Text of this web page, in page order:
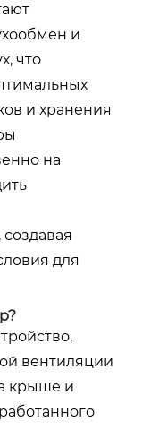
и
что
и хранения
на
для
вентиляции
крыше и